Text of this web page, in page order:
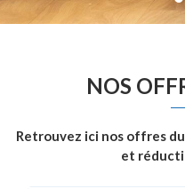
NOS
Retrouvez ici nos offres
et